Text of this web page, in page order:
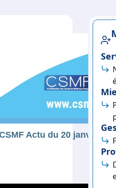
Actu du 20 janvier